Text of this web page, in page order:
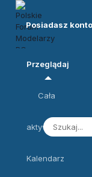
Posiadasz
Przeglądaj
Cała
aktywność
Kalendarz